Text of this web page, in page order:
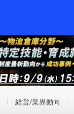
経営/業界動向